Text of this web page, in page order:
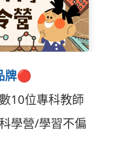
牌🔴
10位專科教師
學營/學習不偏